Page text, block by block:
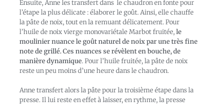
Ensuite, Anne les transfert dans le chaudron en fonte pour
l’étape la plus délicate : élaborer le goût. Ainsi, elle chauffe
la pâte de noix, tout en la remuant délicatement. Pour
l’huile de noix vierge monovariétale Marbot fruitée,le
mouliniernuance le goût naturel de noix par une très fine
note de grillé.Ces nuances se révèlent en bouche, de
manière dynamique. Pour l’huile fruitée, la pâte de noix
reste un peu moins d’une heure dans le chaudron.
Anne transfert alors la pâte pour la troisième étape dans la
presse. Il lui reste en effet à laisser, en rythme, la presse